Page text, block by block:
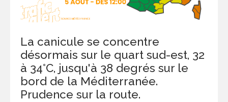
La canicule se concentre
désormais sur le quart sud-est, 32
à 34°C, jusqu'à 38 degrés sur le
bord de la Méditerranée.
Prudence sur la route.